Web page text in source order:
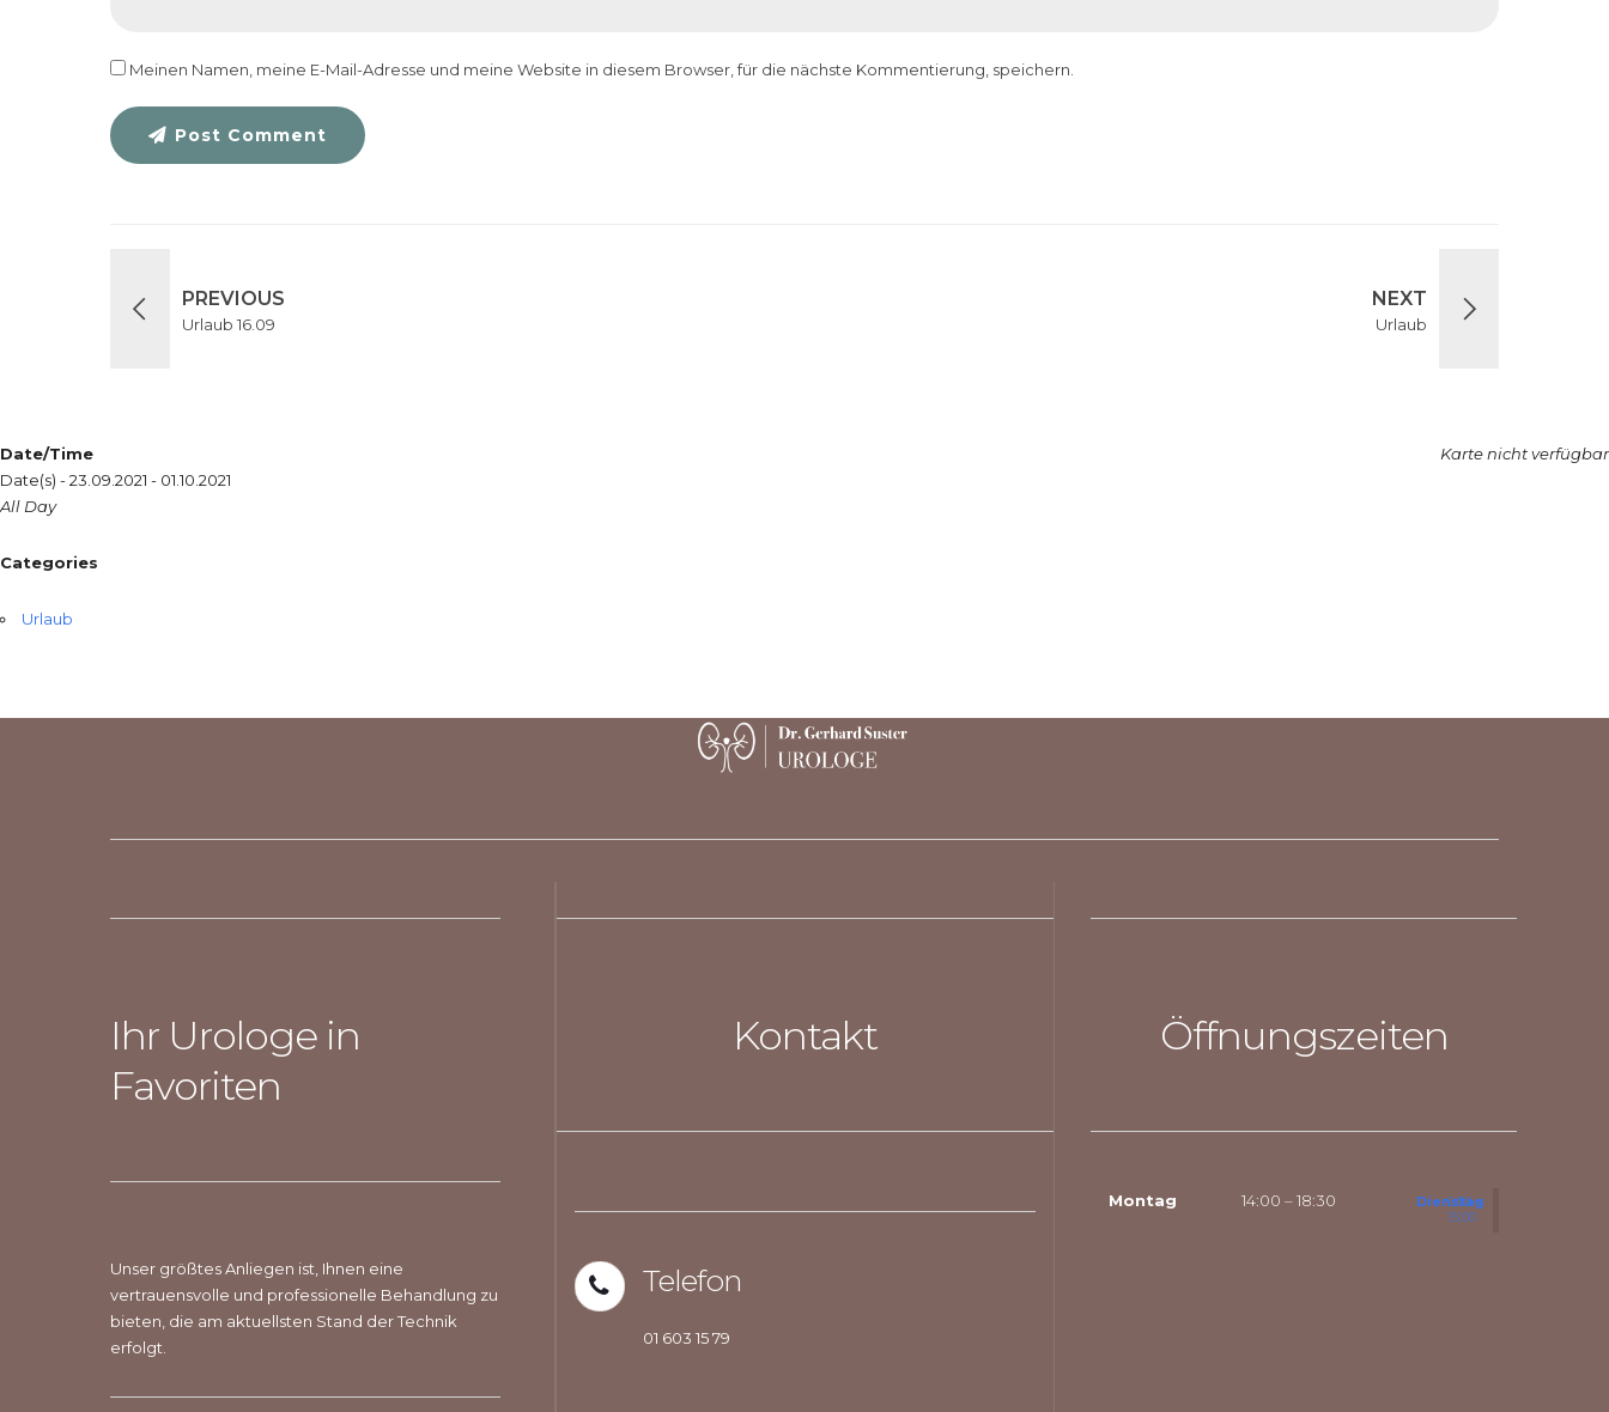
Meinen Namen, meine E-Mail-Adresse und meine Website in diesem Browser, für die nächste Kommentierung, speichern.
Post Comment
PREVIOUS
Urlaub 16.09
NEXT
Urlaub
Karte nicht verfügbar
Date/Time
Date(s) - 23.09.2021 - 01.10.2021
All Day
Categories
Urlaub
Ihr Urologe in
Favoriten
Unser größtes Anliegen ist, Ihnen eine
vertrauensvolle und professionelle Behandlung zu
bieten, die am aktuellsten Stand der Technik
erfolgt.
Kontakt
Telefon
01 603 15 79
Öffnungszeiten
Montag 14:00 – 18:30 Dienstag
9:00 –
15:00